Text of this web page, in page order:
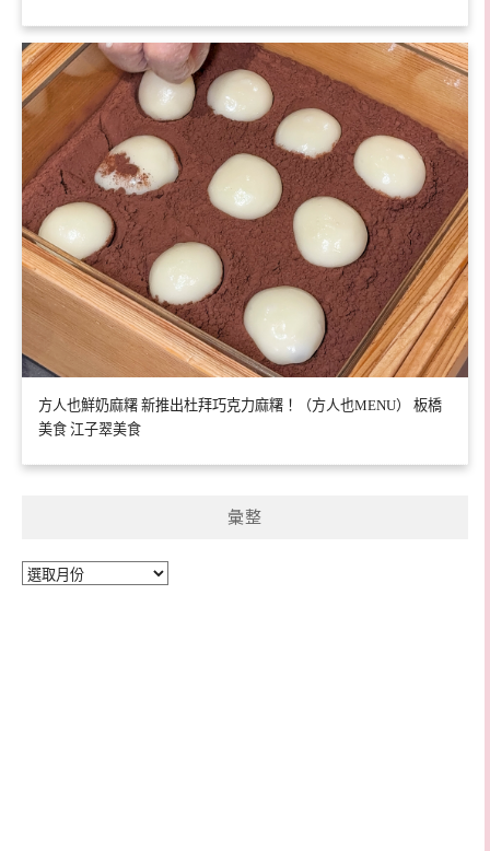
方人也鮮奶麻糬 新推出杜拜巧克力麻糬！（方人也MENU） 板橋
美食 江子翠美食
彙整
彙